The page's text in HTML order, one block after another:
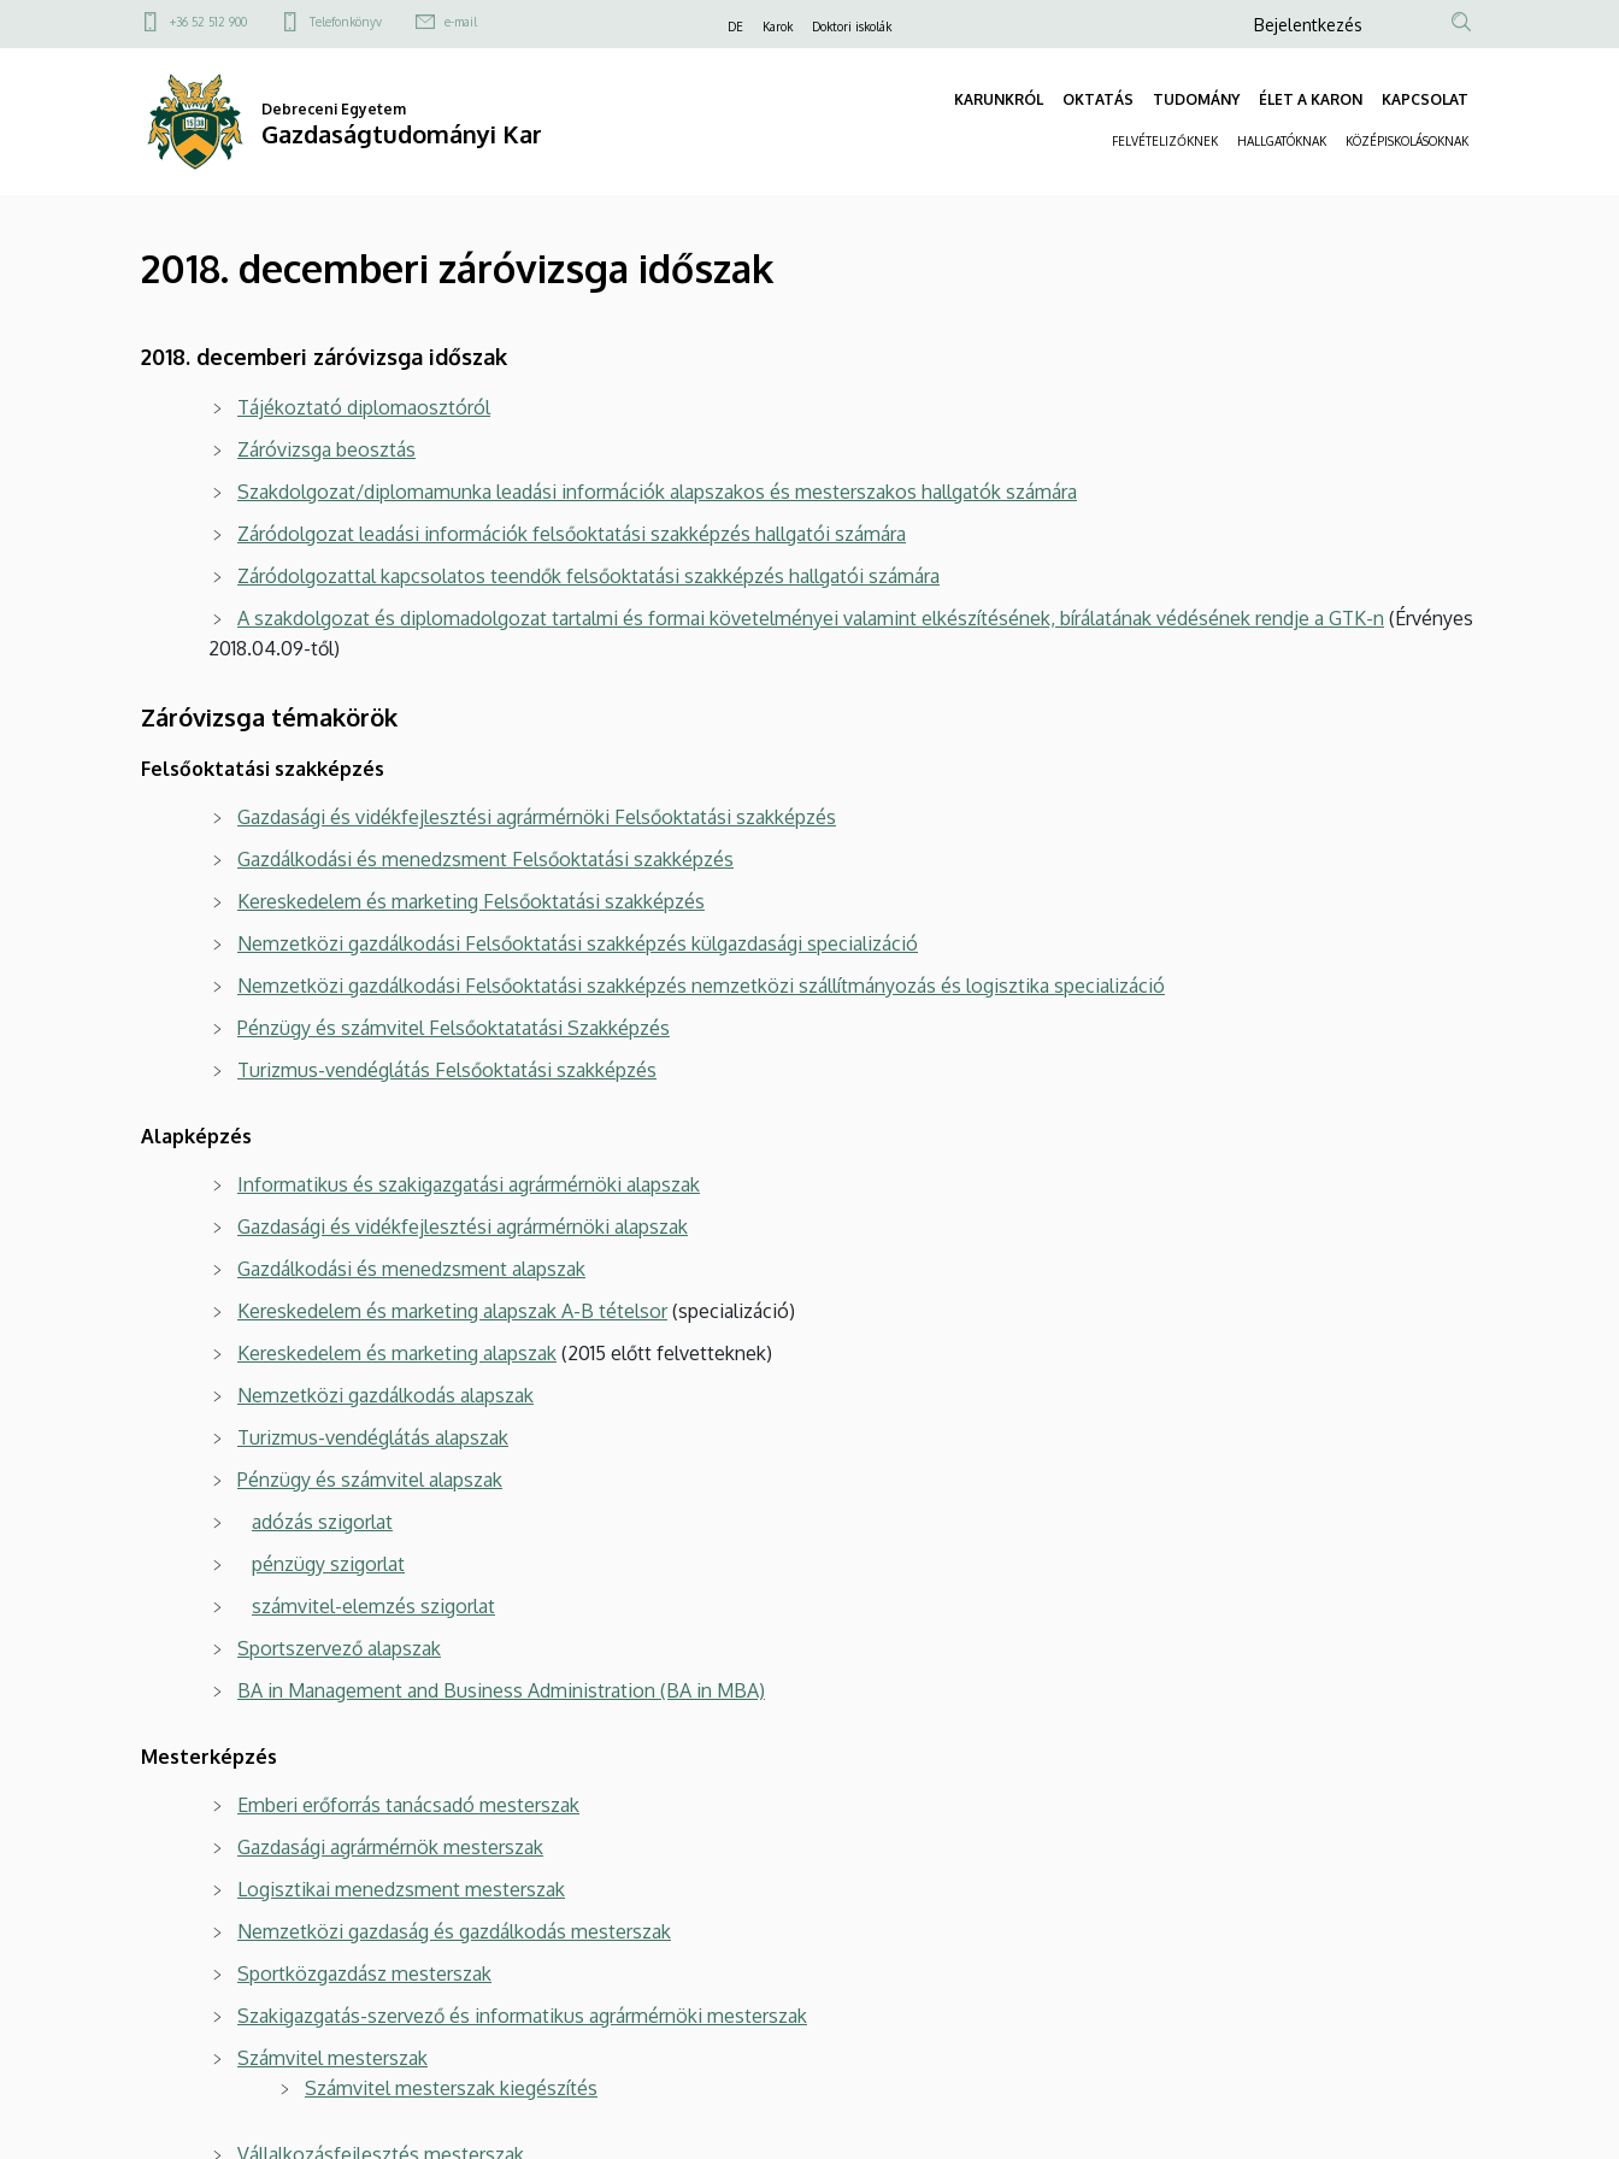
decemberi
záróvizsga
Gazdaságtudományi
a
Felső
menü
+36 52 512 900 Telefonkönyv e-mail DE Karok Doktori iskolák
Anonim
fiók
menüje
Bejelentkezés
Debreceni Egyetem
Gazdaságtudományi Kar
KARUNKRÓL OKTATÁS TUDOMÁNY ÉLET A KARON KAPCSOLAT
FELVÉTELIZŐKNEK HALLGATÓKNAK KÖZÉPISKOLÁSOKNAK
2018. decemberi záróvizsga időszak
2018. decemberi záróvizsga időszak
Tájékoztató diplomaosztóról
Záróvizsga beosztás
Szakdolgozat/diplomamunka leadási információk alapszakos és mesterszakos hallgatók számára
Záródolgozat leadási információk felsőoktatási szakképzés hallgatói számára
Záródolgozattal kapcsolatos teendők felsőoktatási szakképzés hallgatói számára
A szakdolgozat és diplomadolgozat tartalmi és formai követelményei valamint elkészítésének, bírálatának védésének rendje a GTK-n (Érvényes
2018.04.09-től)
Záróvizsga témakörök
Felsőoktatási szakképzés
Gazdasági és vidékfejlesztési agrármérnöki Felsőoktatási szakképzés
Gazdálkodási és menedzsment Felsőoktatási szakképzés
Kereskedelem és marketing Felsőoktatási szakképzés
Nemzetközi gazdálkodási Felsőoktatási szakképzés külgazdasági specializáció
Nemzetközi gazdálkodási Felsőoktatási szakképzés nemzetközi szállítmányozás és logisztika specializáció
Pénzügy és számvitel Felsőoktatatási Szakképzés
Turizmus-vendéglátás Felsőoktatási szakképzés
Alapképzés
Informatikus és szakigazgatási agrármérnöki alapszak
Gazdasági és vidékfejlesztési agrármérnöki alapszak
Gazdálkodási és menedzsment alapszak
Kereskedelem és marketing alapszak A-B tételsor(specializáció)
Kereskedelem és marketing alapszak (2015 előtt felvetteknek)
Nemzetközi gazdálkodás alapszak
Turizmus-vendéglátás alapszak
Pénzügy és számvitel alapszak
adózás szigorlat
pénzügy szigorlat
számvitel-elemzés szigorlat
Sportszervező alapszak
BA in Management and Business Administration (BA in MBA)
Mesterképzés
Emberi erőforrás tanácsadó mesterszak
Gazdasági agrármérnök mesterszak
Logisztikai menedzsment mesterszak
Nemzetközi gazdaság és gazdálkodás mesterszak
Sportközgazdász mesterszak
Szakigazgatás-szervező és informatikus agrármérnöki mesterszak
Számvitel mesterszak
Számvitel mesterszak kiegészítés
Vállalkozásfejlesztés mesterszak